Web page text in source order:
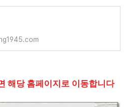
해당 홈페이지로 이동합니다